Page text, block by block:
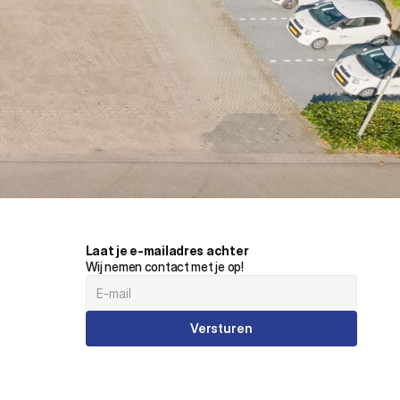
Laat je e-mailadres achter
Wij nemen contact met je op!
Versturen